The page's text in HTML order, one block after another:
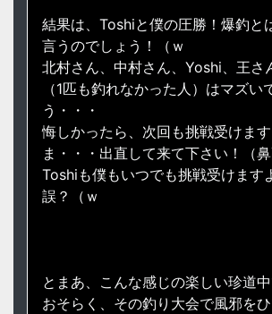
結果は、Toshiと僕の圧勝！爆釣と
言うのでしょう！（ｗ
北村さん、中村さん、Yoshi、王さ
（1匹も釣れなかった人）はマズい
う・・・
悔しかったら、次回も挑戦受けます
ま・・・出直して来て下さい！（鼻
Toshiも僕もいつでも挑戦受けます
誤？（ｗ
とまあ、こんな感じの楽しい珍道中
おそらく、その釣り大会で風邪を